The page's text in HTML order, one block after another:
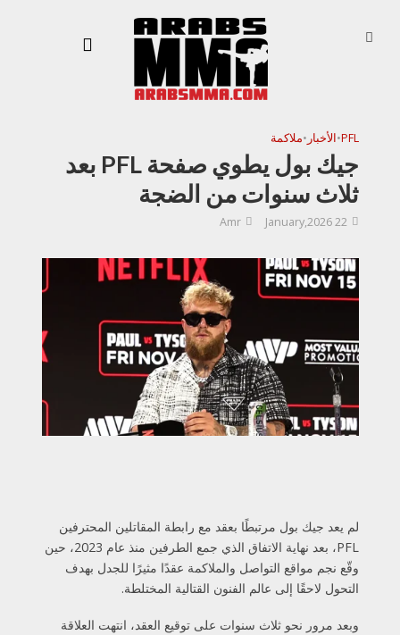
PFL
•الأخبار •ملاكمة
جيك بول يطوي صفحة PFL بعد
ثلاث سنوات من الضجة
22 January,2026
Amr
لم يعد جيك بول مرتبطًا بعقد مع رابطة المقاتلين المحترفين
PFL، بعد نهاية الاتفاق الذي جمع الطرفين منذ عام 2023، حين
وقّع نجم مواقع التواصل والملاكمة عقدًا مثيرًا للجدل بهدف
التحول لاحقًا إلى عالم الفنون القتالية المختلطة.
وبعد مرور نحو ثلاث سنوات على توقيع العقد، انتهت العلاقة